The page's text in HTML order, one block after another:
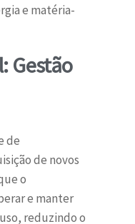
e matéria-
Gestão
de
de novos
o
e manter
reduzindo o